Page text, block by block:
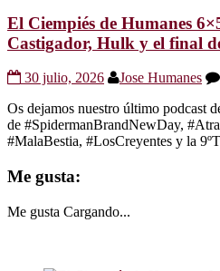
El Ciempiés de Humanes
Castigador, Hulk y el final
30 julio, 2026 Jose Humanes
Os dejamos nuestro último podcast
de #SpidermanBrandNewDay,
#MalaBestia, #LosCreyentes y la 9ºT
Me gusta:
Me gusta Cargando...